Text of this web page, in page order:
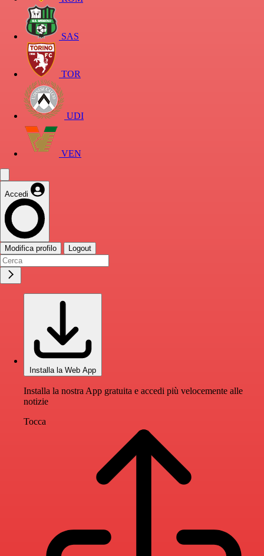
SAS
TOR
UDI
VEN
Accedi
Modifica profilo Logout
Installa la Web App
Installa la nostra App gratuita e accedi più velocemente alle
notizie
Tocca